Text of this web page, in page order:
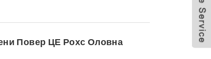
Повер ЦЕ Рохс Оловна